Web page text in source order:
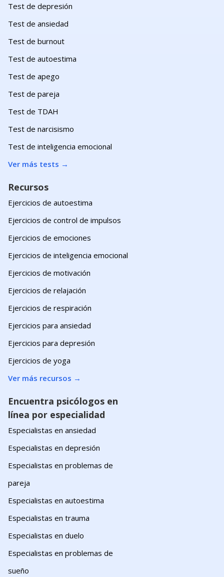
Test de depresión
Test de ansiedad
Test de burnout
Test de autoestima
Test de apego
Test de pareja
Test de TDAH
Test de narcisismo
Test de inteligencia emocional
Ver más tests →
Recursos
Ejercicios de autoestima
Ejercicios de control de impulsos
Ejercicios de emociones
Ejercicios de inteligencia emocional
Ejercicios de motivación
Ejercicios de relajación
Ejercicios de respiración
Ejercicios para ansiedad
Ejercicios para depresión
Ejercicios de yoga
Ver más recursos →
Encuentra psicólogos en
línea por especialidad
Especialistas en ansiedad
Especialistas en depresión
Especialistas en problemas de
pareja
Especialistas en autoestima
Especialistas en trauma
Especialistas en duelo
Especialistas en problemas de
sueño